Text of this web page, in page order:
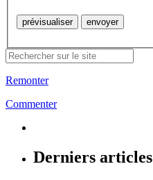
Remonter
Commenter
Derniers articles